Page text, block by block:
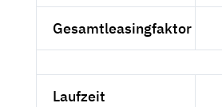
Gesamtleasingfaktor
Laufzeit